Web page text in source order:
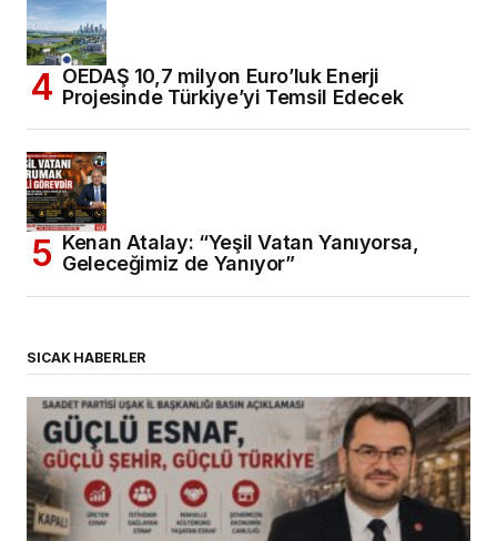
OEDAŞ 10,7 milyon Euro’luk Enerji
Projesinde Türkiye’yi Temsil Edecek
Kenan Atalay: “Yeşil Vatan Yanıyorsa,
Geleceğimiz de Yanıyor”
SICAK HABERLER